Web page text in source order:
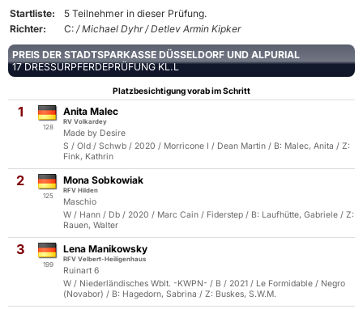
Startliste:
5 Teilnehmer in dieser Prüfung.
Richter:
C: / Michael Dyhr / Detlev Armin Kipker
PREIS DER STADTSPARKASSE DÜSSELDORF UND ALPURIAL
17 DRESSURPFERDEPRÜFUNG KL.L
Platzbesichtigung vorab im Schritt
1
128
Anita Malec
RV Volkardey
Made by Desire
S / Old / Schwb / 2020 / Morricone I / Dean Martin / B: Malec, Anita / Z:
Fink, Kathrin
2
125
Mona Sobkowiak
RFV Hilden
Maschio
W / Hann / Db / 2020 / Marc Cain / Fiderstep / B: Laufhütte, Gabriele / Z:
Rauen, Walter
3
199
Lena Manikowsky
RFV Velbert-Heiligenhaus
Ruinart 6
W / Niederländisches Wblt. -KWPN- / B / 2021 / Le Formidable / Negro
(Novabor) / B: Hagedorn, Sabrina / Z: Buskes, S.W.M.